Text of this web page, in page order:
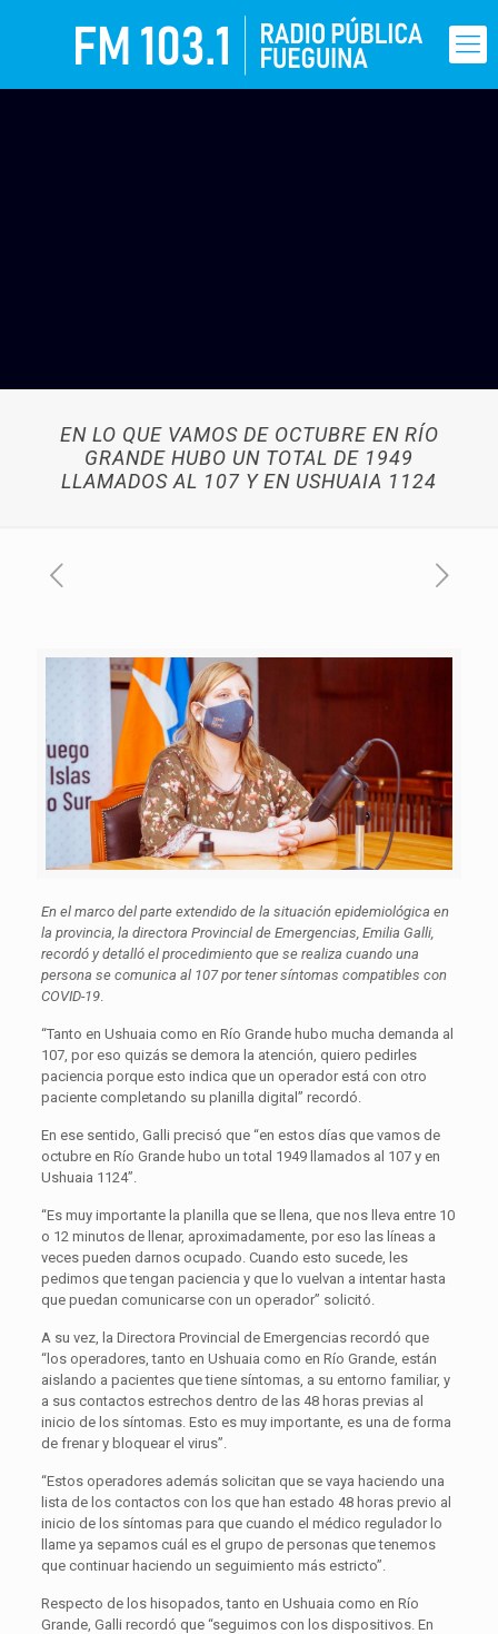
EN LO QUE VAMOS DE OCTUBRE EN RÍO
GRANDE HUBO UN TOTAL DE 1949
LLAMADOS AL 107 Y EN USHUAIA 1124
En el marco del parte extendido de la situación epidemiológica en
la provincia, la directora Provincial de Emergencias, Emilia Galli,
recordó y detalló el procedimiento que se realiza cuando una
persona se comunica al 107 por tener síntomas compatibles con
COVID-19.
“Tanto en Ushuaia como en Río Grande hubo mucha demanda al
107, por eso quizás se demora la atención, quiero pedirles
paciencia porque esto indica que un operador está con otro
paciente completando su planilla digital” recordó.
En ese sentido, Galli precisó que “en estos días que vamos de
octubre en Río Grande hubo un total 1949 llamados al 107 y en
Ushuaia 1124”.
“Es muy importante la planilla que se llena, que nos lleva entre 10
o 12 minutos de llenar, aproximadamente, por eso las líneas a
veces pueden darnos ocupado. Cuando esto sucede, les
pedimos que tengan paciencia y que lo vuelvan a intentar hasta
que puedan comunicarse con un operador” solicitó.
A su vez, la Directora Provincial de Emergencias recordó que
“los operadores, tanto en Ushuaia como en Río Grande, están
aislando a pacientes que tiene síntomas, a su entorno familiar, y
a sus contactos estrechos dentro de las 48 horas previas al
inicio de los síntomas. Esto es muy importante, es una de forma
de frenar y bloquear el virus”.
“Estos operadores además solicitan que se vaya haciendo una
lista de los contactos con los que han estado 48 horas previo al
inicio de los síntomas para que cuando el médico regulador lo
llame ya sepamos cuál es el grupo de personas que tenemos
que continuar haciendo un seguimiento más estricto”.
Respecto de los hisopados, tanto en Ushuaia como en Río
Grande, Galli recordó que “seguimos con los dispositivos. En